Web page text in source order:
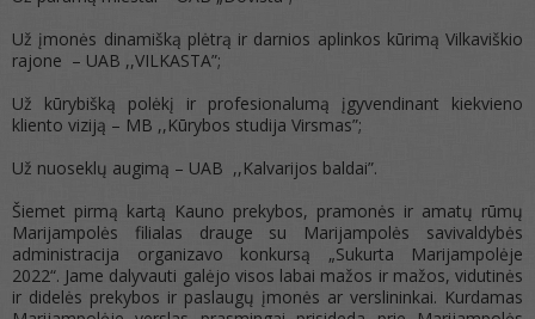
Už įmonės dinamišką plėtrą ir darnios aplinkos kūrimą Vilkaviškio
rajone – UAB ,,VILKASTA”;
Už kūrybišką polėkį ir profesionalumą įgyvendinant kiekvieno
kliento viziją – MB ,,Kūrybos studija Virsmas”;
Už nuoseklų augimą – UAB ,,Kalvarijos baldai”.
Šiemet pirmą kartą Kauno prekybos, pramonės ir amatų rūmų
Marijampolės filialas drauge su Marijampolės savivaldybės
administracija organizavo konkursą „Sukurta Marijampolėje
2022“. Jame dalyvauti galėjo visos labai mažos ir mažos, vidutinės
ir didelės prekybos ir paslaugų įmonės ar verslininkai. Kurdamas